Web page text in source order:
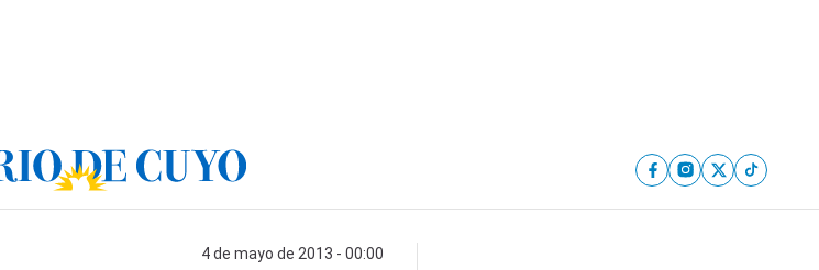
4 de mayo de 2013 - 00:00